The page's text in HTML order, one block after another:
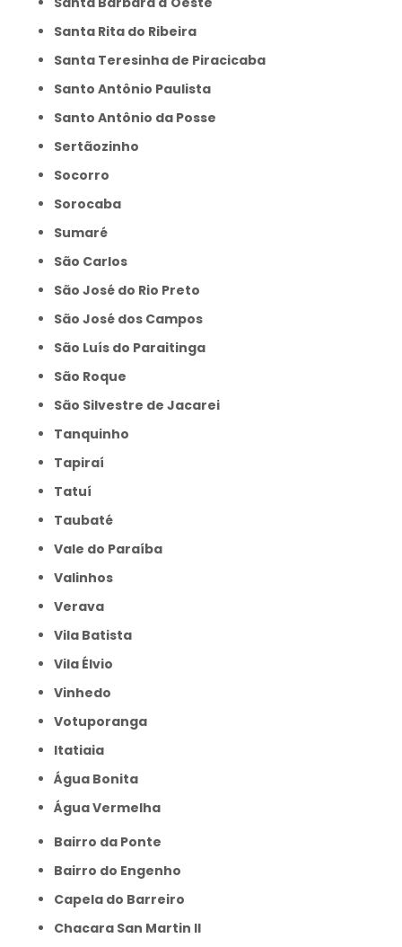
Santa Rita do Ribeira
Santa Teresinha de Piracicaba
Santo Antônio Paulista
Santo Antônio da Posse
Sertãozinho
Socorro
Sorocaba
Sumaré
São Carlos
São José do Rio Preto
São José dos Campos
São Luís do Paraitinga
São Roque
São Silvestre de Jacarei
Tanquinho
Tapiraí
Tatuí
Taubaté
Vale do Paraíba
Valinhos
Verava
Vila Batista
Vila Élvio
Vinhedo
Votuporanga
itatiaia
Água Bonita
Água Vermelha
Bairro da Ponte
Bairro do Engenho
Capela do Barreiro
Chacara San Martin II